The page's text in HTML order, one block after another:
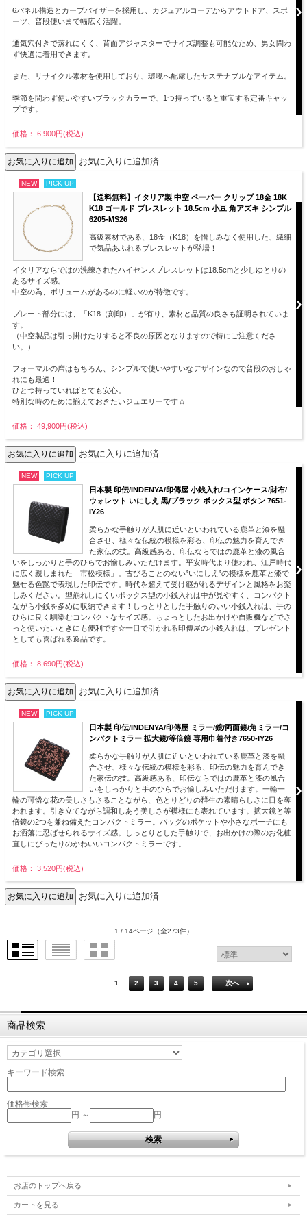
6パネル構造とカーブバイザーを採用し、カジュアルコーデからアウトドア、スポ
ーツ、普段使いまで幅広く活躍。
通気穴付きで蒸れにくく、背面アジャスターでサイズ調整も可能なため、男女問わ
ず快適に着用できます。
また、リサイクル素材を使用しており、環境へ配慮したサステナブルなアイテム。
季節を問わず使いやすいブラックカラーで、1つ持っていると重宝する定番キャッ
プです。
価格： 6,900円(税込)
お気に入りに追加済
NEW PICK UP
【送料無料】イタリア製 中空 ペーパー クリップ 18金 18K
K18 ゴールド ブレスレット 18.5cm 小豆 角アズキ シンプル
6205-MS26
高級素材である、18金（K18）を惜しみなく使用した、繊細
で気品あふれるブレスレットが登場！
イタリアならではの洗練されたハイセンスブレスレットは18.5cmと少しゆとりの
あるサイズ感。
中空の為、ボリュームがあるのに軽いのが特徴です。
プレート部分には、「K18（刻印）」が有り、素材と品質の良さも証明されていま
す。
（中空製品は引っ掛けたりすると不良の原因となりますので特にご注意くださ
い。）
フォーマルの席はもちろん、シンプルで使いやすいなデザインなので普段のおしゃ
れにも最適！
ひとつ持っていればとても安心。
特別な時のために揃えておきたいジュエリーです☆
価格： 49,900円(税込)
お気に入りに追加済
NEW PICK UP
日本製 印伝/INDENYA/印傳屋 小銭入れ/コインケース/財布/
ウォレット いにしえ 黒/ブラック ボックス型 ボタン 7651-
IY26
柔らかな手触りが人肌に近いといわれている鹿革と漆を融
合させ、様々な伝統の模様を彩る、印伝の魅力を育んでき
た家伝の技。高級感ある、印伝ならではの鹿革と漆の風合
いをしっかりと手のひらでお愉しみいただけます。平安時代より使われ、江戸時代
に広く親しまれた「市松模様」。古びることのない”いにしえ”の模様を鹿革と漆で
魅せる色艶で表現した印伝です。時代を超えて受け継がれるデザインと風格をお楽
しみください。型崩れしにくいボックス型の小銭入れは中が見やすく、コンパクト
ながら小銭を多めに収納できます！しっとりとした手触りのいい小銭入れは、手の
ひらに良く馴染むコンパクトなサイズ感。ちょっとしたお出かけや自販機などでさ
っと使いたいときにも便利です☆一目で引かれる印傳屋の小銭入れは、プレゼント
としても喜ばれる逸品です。
価格： 8,690円(税込)
お気に入りに追加済
NEW PICK UP
日本製 印伝/INDENYA/印傳屋 ミラー/鏡/両面鏡/角ミラー/コ
ンパクトミラー 拡大鏡/等倍鏡 専用巾着付き7650-IY26
柔らかな手触りが人肌に近いといわれている鹿革と漆を融
合させ、様々な伝統の模様を彩る、印伝の魅力を育んでき
た家伝の技。高級感ある、印伝ならではの鹿革と漆の風合
いをしっかりと手のひらでお愉しみいただけます。一輪一
輪の可憐な花の美しさもさることながら、色とりどりの群生の素晴らしさに目を奪
われます。引き立てながら調和しあう美しさが模様にも表れています。拡大鏡と等
倍鏡の2つを兼ね備えたコンパクトミラー。バッグのポケットや小さなポーチにも
お洒落に忍ばせられるサイズ感。しっとりとした手触りで、お出かけの際のお化粧
直しにぴったりのかわいいコンパクトミラーです。
価格： 3,520円(税込)
お気に入りに追加済
1 / 14ページ （全273件）
1 2 3 4 5 次へ
商品検索
キーワード検索
価格帯検索
円 ～
円
お店のトップへ戻る
カートを見る